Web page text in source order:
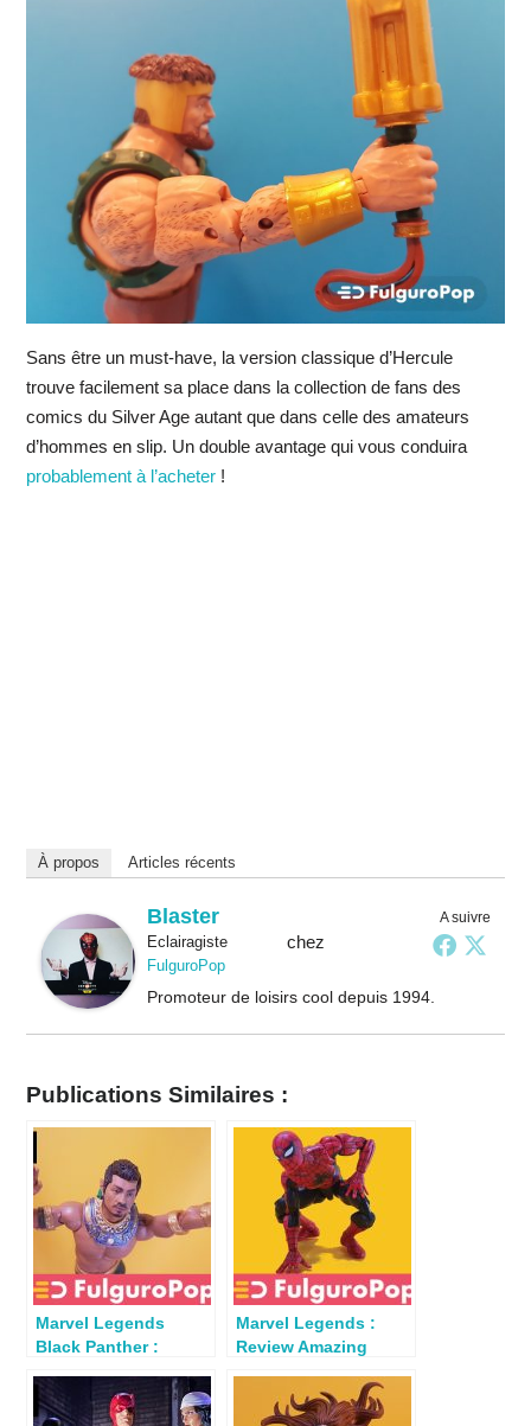
Sans être un must-have, la version classique d’Hercule
trouve facilement sa place dans la collection de fans des
comics du Silver Age autant que dans celle des amateurs
d’hommes en slip. Un double avantage qui vous conduira
probablement à l’acheter!
À propos Articles récents
A suivre
Blaster
Eclairagistechez
FulguroPop
Promoteur de loisirs cool depuis 1994.
Publications Similaires :
Marvel Legends
Black Panther :
(Attuma BAF)
Marvel Legends :
Review Amazing